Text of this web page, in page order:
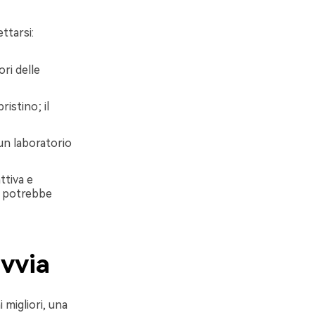
delle
il
laboratorio
e
potrebbe
migliori, una